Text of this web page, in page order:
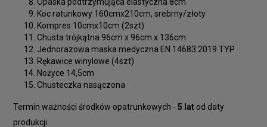
Koc ratunkowy 160cmx210cm, srebrny/złoty
Kompres 10cmx10cm (2szt)
Chusta trójkątna 96cm x 96cm x 136cm
Jednorazowa maska medyczna EN 14683:2019 TYP
Rękawice winylowe (4szt)
Nożyce 14,5cm
Chusteczka nasączona
Termin ważności środków opatrunkowych - 5 lat od daty
produkcji